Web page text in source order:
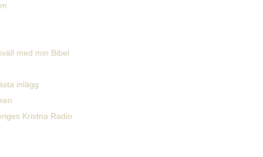
med min Bibel
inlägg
Kristna Radio